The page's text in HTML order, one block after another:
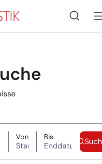
Suche
VonStartdatum
BisEnddatum